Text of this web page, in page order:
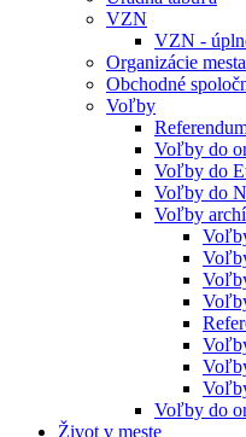
VZN
VZN -
Organizácie mesta
Obchodné
Voľby
Voľby do
Voľby do
Voľby do
Voľby
Voľby do
Život v meste